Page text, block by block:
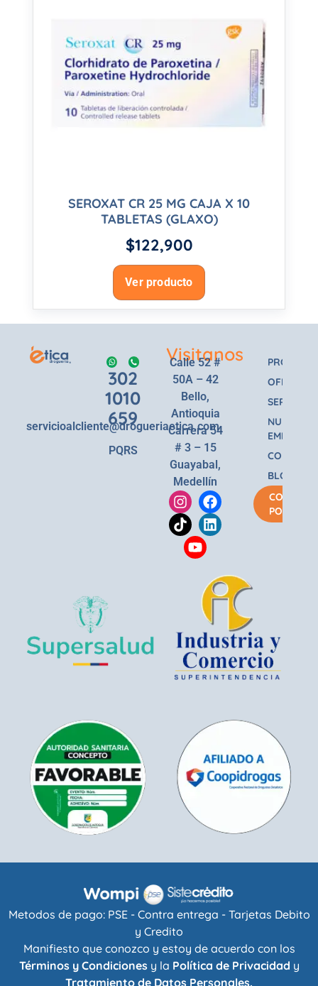
SEROXAT CR 25 MG CAJA X 10
TABLETAS (GLAXO)
$122,900
Ver producto
302
1010
659
servicioalcliente@drogueriaetica.com
PQRS
Visitanos
Calle 52 #
50A – 42
Bello,
Antioquia
Carrera 54
# 3 – 15
Guayabal,
Medellín
OFERTAS
SERVICIOS
NUESTRA
EMPRESA
BLOG
COMPRA
POR
Metodos de pago: PSE - Contra entrega - Tarjetas Debito
y Credito
Manifiesto que conozco y estoy de acuerdo con los
Términos y Condicionesy la Política de Privacidad y
Tratamiento de Datos Personales.